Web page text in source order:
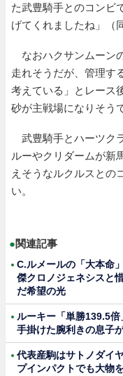
た武豊騎手とのコンビ
げてくれましたね」（
なおハクサンムーン
走れそうだが、管理す
考えている」とレース
砂が主戦場になりそう
武豊騎手とハーツク
ルーやクリダームが新
えそうなルクルスとの
い。
●関連記事
C.ルメールの「大本命
傑クロノジェネシスと
だ希望の光
ルーキー「単勝139.5
手掛けた腕利きの息子
代表産駒はサトノダイ
プインパクトでも大物